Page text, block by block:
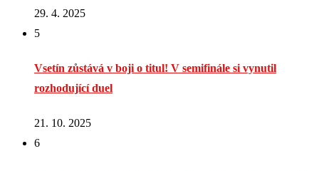
29. 4. 2025
5
Vsetín zůstává v boji o titul! V semifinále si vynutil
rozhodující duel
21. 10. 2025
6